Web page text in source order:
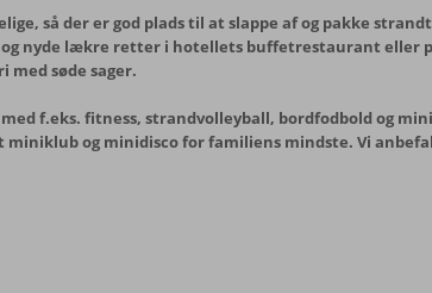
så der er god plads til at slappe af og pakke
nyde lækre retter i hotellets buffetrestaurant eller
søde sager.
f.eks. fitness, strandvolleyball, bordfodbold og
og minidisco for familiens mindste. Vi